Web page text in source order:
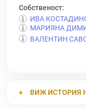
Собственост:
ИВА
МАРИЯНА
ВАЛЕНТИН
ВИЖ ИСТОРИЯ